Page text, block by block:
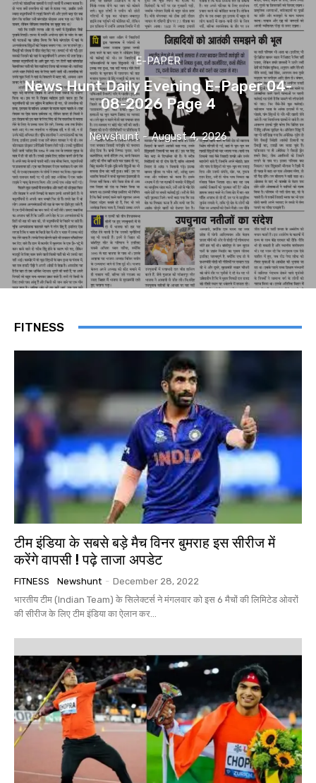
E-PAPER
News Hunt Daily Evening E-Paper 04-
08-2026 Page 4
Newshunt - August 4, 2026
FITNESS
टीम इंडिया के सबसे बड़े मैच विनर बुमराह इस सीरीज में
करेंगे वापसी ! पढ़े ताजा अपडेट
FITNESS Newshunt - December 28, 2022
भारतीय टीम (Indian Team) के सिलेक्टर्स ने मंगलवार को इस 6 मैचों की लिमिटेड ओवरों
की सीरीज के लिए टीम इंडिया का ऐलान कर...